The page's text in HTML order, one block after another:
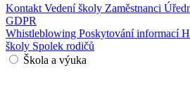
Kontakt Vedení školy Zaměstnanci
GDPR
Whistleblowing Poskytování informací
školy Spolek rodičů
Škola a výuka